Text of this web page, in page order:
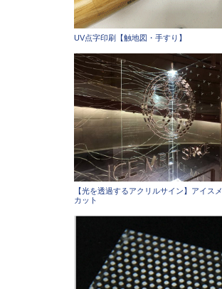
UV点字印刷【触地図・手すり】
【光を透過するアクリルサイン】アイス
カット